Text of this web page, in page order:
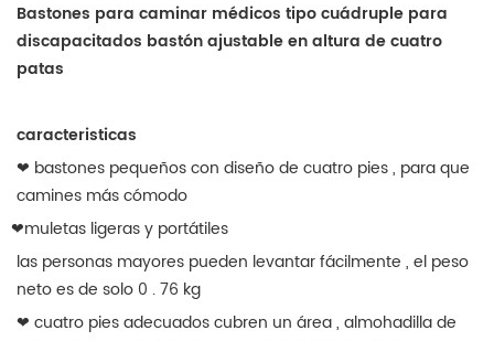
Bastones para caminar médicos tipo cuádruple para
discapacitados bastón ajustable en altura de cuatro
patas
caracteristicas
❤ bastones pequeños con diseño de cuatro pies , para que
camines más cómodo
❤muletas ligeras y portátiles
las personas mayores pueden levantar fácilmente , el peso
neto es de solo 0 . 76 kg
❤ cuatro pies adecuados cubren un área , almohadilla de